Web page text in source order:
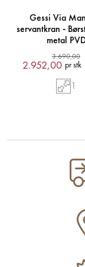
Gessi Via
servantkran -
metal
3.690,00
2.952,00 pr stk
1